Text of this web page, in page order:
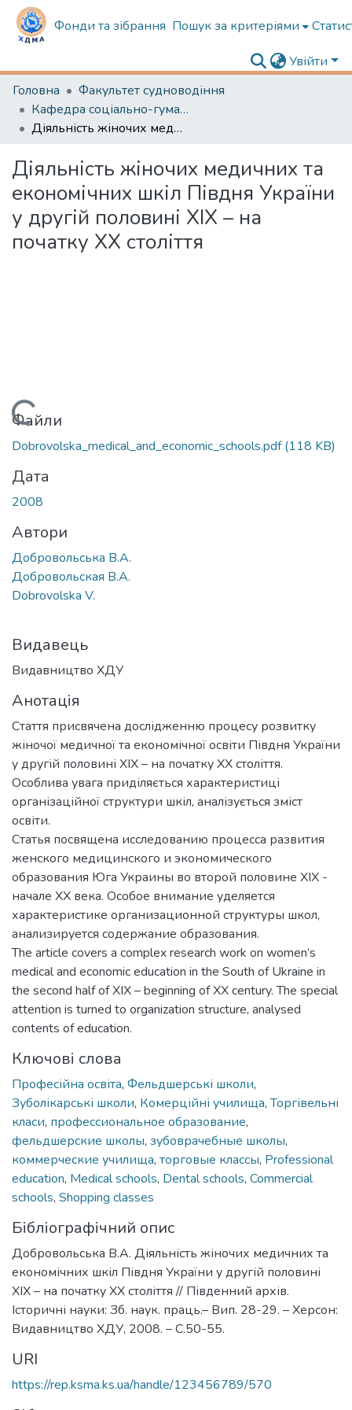
Фонди та зібрання Пошук за критеріями
Увійти
Головна
Факультет судноводіння
Кафедра соціально-гуманітарної підготовки
Діяльність жіночих медичних та економічних шкіл Півдня України у другій половині ХІХ – на початку ХХ століття
Діяльність жіночих медичних та
економічних шкіл Півдня України
у другій половині ХІХ – на
початку ХХ століття
Вантажиться...
Файли
Dobrovolska_medical_and_economic_schools.pdf(118 KB)
Дата
2008
Автори
Добровольська В.А.
Добровольская В.А.
Dobrovolska V.
Видавець
Видавництво ХДУ
Анотація
Стаття присвячена дослідженню процесу розвитку
жіночої медичної та економічної освіти Півдня України
у другій половині ХІХ – на початку ХХ століття.
Особлива увага приділяється характеристиці
організаційної структури шкіл, аналізується зміст
освіти.
Статья посвящена исследованию процесса развития
женского медицинского и экономического
образования Юга Украины во второй половине XIX -
начале ХХ века. Особое внимание уделяется
характеристике организационной структуры школ,
анализируется содержание образования.
Тhe article covers a complex research work on women’s
medical and economic education in the South of Ukraine in
the second half of XIX – beginning of XX century. The special
attention is turned to organization structure, analysed
contents of education.
Ключові слова
Професійна освіта, Фельдшерські школи,
Зуболікарські школи, Комерційні училища,Торгівельні
класи, профессиональное образование,
фельдшерские школы, зубоврачебные школы,
коммерческие училища, торговые классы, Professional
education, Medical schools, Dental schools, Commercial
schools, Shopping classes
Бібліографічний опис
Добровольська В.А. Діяльність жіночих медичних та
економічних шкіл Півдня України у другій половині
ХІХ – на початку ХХ століття // Південний архів.
Історичні науки: Зб. наук. праць.– Вип. 28-29. – Херсон:
Видавництво ХДУ, 2008. – С.50-55.
URI
https://rep.ksma.ks.ua/handle/123456789/570